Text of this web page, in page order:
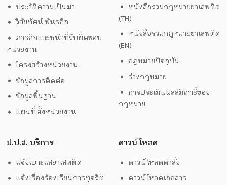
ประวัติความเป็นมา
วิสัยทัศน์ พันธกิจ
ภารกิจและหน้าที่รับผิดชอบ
หน่วยงาน
โครงสร้างหน่วยงาน
ข้อมูลการติดต่อ
ข้อมูลพื้นฐาน
แผนที่ตั้งหน่วยงาน
หนังสือรวมกฎหมายยาเสพติด
(TH)
หนังสือรวมกฎหมายยาเสพติด
(EN)
กฎหมายปัจจุบัน
ร่างกฎหมาย
การประเมินผลสัมฤทธิ์ของ
กฎหมาย
ป.ป.ส. บริการ
แจ้งเบาะแสยาเสพติด
แจ้งเรื่องร้องเรียนการทุจริต
ดาวน์โหลด
ดาวน์โหลดคำสั่ง
ดาวน์โหลดเอกสาร